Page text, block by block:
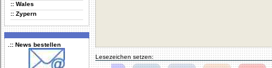
:: Wales
:: Zypern
.:: News bestellen
Lesezeichen setzen: